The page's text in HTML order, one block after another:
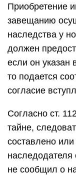
Приобретение
завещанию
наследства у
должен
если он указан
то подается
согласие
Согласно ст.
тайне,
составлено
наследодателя
не сообщил о